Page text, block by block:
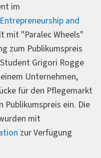
im
and
mit "Paralec Wheels"
zum Publikumspreis
Grigori Rogge
Unternehmen,
für den Pflegemarkt
ein. Die
mit
zur Verfügung